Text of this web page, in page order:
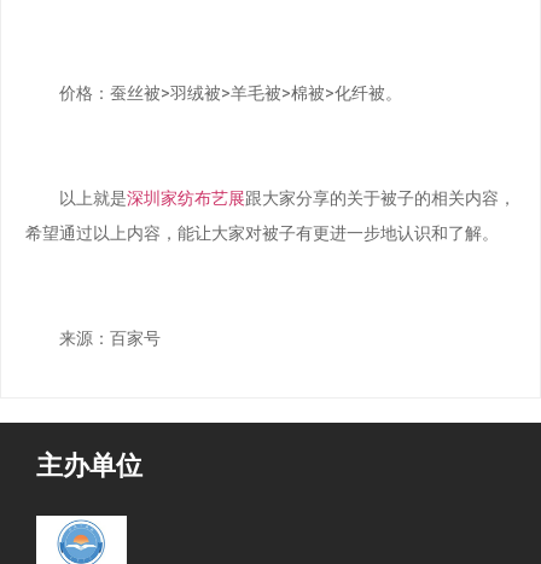
价格：蚕丝被>羽绒被>羊毛被>棉被>化纤被。
以上就是深圳家纺布艺展跟大家分享的关于被子的相关内容，
希望通过以上内容，能让大家对被子有更进一步地认识和了解。
来源：百家号
主办单位